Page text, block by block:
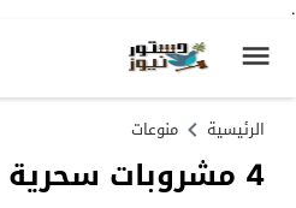
.
الرئيسية منوعات
4 مشروبات